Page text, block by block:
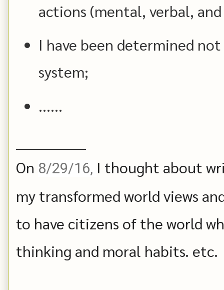
actions (mental, verbal,
I have been determined
system;
......
On 8/29/16, I thought about
my transformed world views
to have citizens of the world
thinking and moral habits. etc.